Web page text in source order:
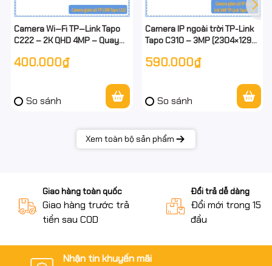
Camera Wi‑Fi TP‑Link Tapo
C222 – 2K QHD 4MP – Quay
Đàm thoại 2 chiều – MicroSD
400.000₫
So sánh
Camera IP ngoài trời TP-Link
Tapo C310 – 3MP (2304×1296)
thoại 2 chiều - chính hãng
590.000₫
So sánh
Xem toàn bộ sản phẩm
Giao hàng toàn quốc
Giao hàng trước trả
tiền sau COD
Đổi trả dễ dàng
Đổi mới trong 15
đầu
Nhận tin khuyến mãi